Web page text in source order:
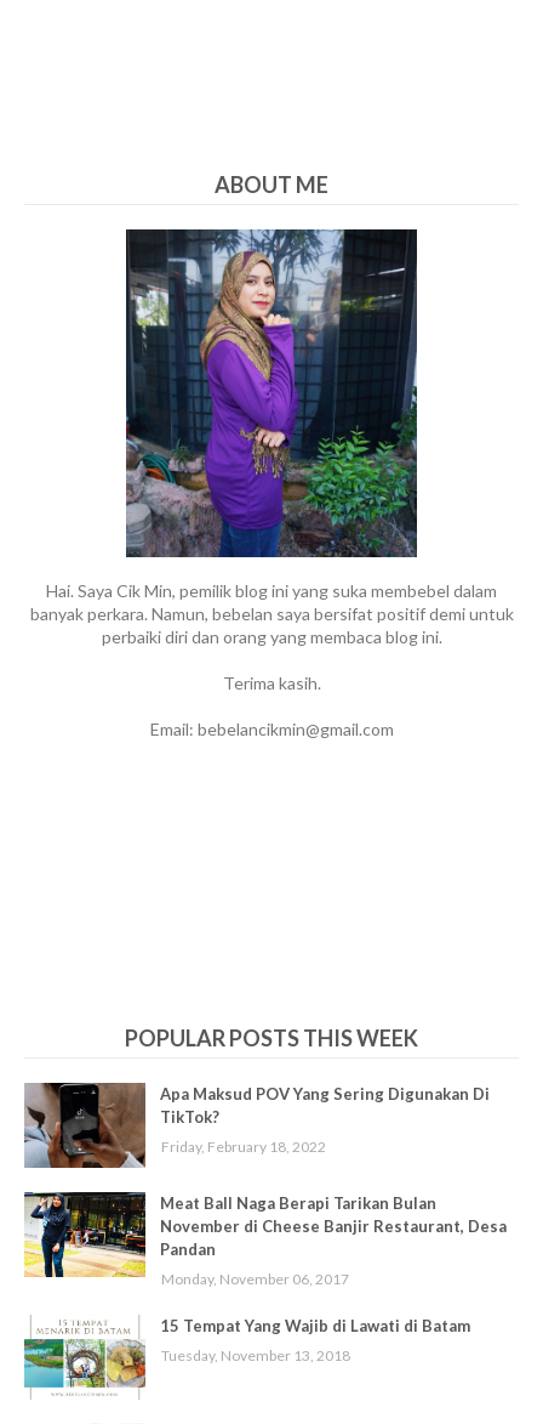
ABOUT ME
Hai. Saya Cik Min, pemilik blog ini yang suka membebel dalam
banyak perkara. Namun, bebelan saya bersifat positif demi untuk
perbaiki diri dan orang yang membaca blog ini.
Terima kasih.
Email: bebelancikmin@gmail.com
POPULAR POSTS THIS WEEK
Apa Maksud POV Yang Sering Digunakan Di
TikTok?
Friday, February 18, 2022
Meat Ball Naga Berapi Tarikan Bulan
November di Cheese Banjir Restaurant, Desa
Pandan
Monday, November 06, 2017
15 Tempat Yang Wajib di Lawati di Batam
Tuesday, November 13, 2018